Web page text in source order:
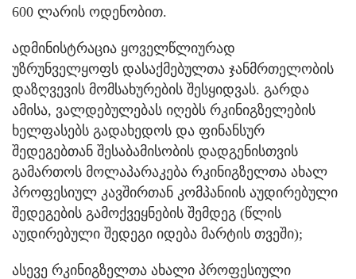
600 ლარის ოდენობით.
ადმინისტრაცია ყოველწლიურად
უზრუნველყოფს დასაქმებულთა ჯანმრთელობის
დაზღვევის მომსახურების შესყიდვას. გარდა
ამისა, ვალდებულებას იღებს რკინიგზელების
ხელფასებს გადახედოს და ფინანსურ
შედეგებთან შესაბამისობის დადგენისთვის
გამართოს მოლაპარაკება რკინიგზელთა ახალ
პროფესიულ კავშირთან კომპანიის აუდირებული
შედეგების გამოქვეყნების შემდეგ (წლის
აუდირებული შედეგი იდება მარტის თვეში);
ასევე რკინიგზელთა ახალი პროფესიული